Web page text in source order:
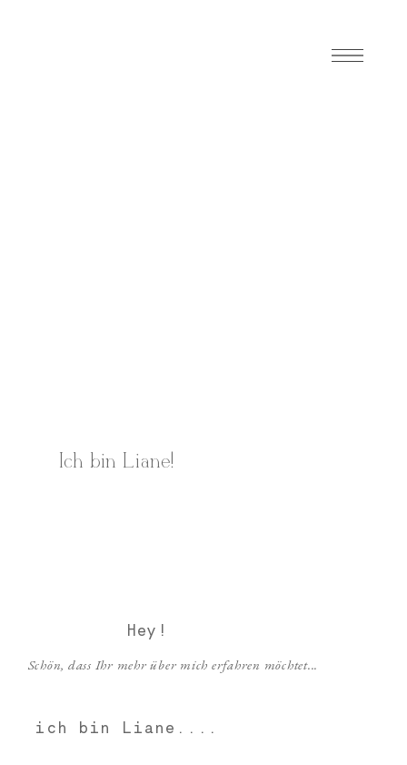
Ich bin Liane!
Schön, dass Ihr mehr über mich erfahren möchtet...
Hey!
ich bin Liane....